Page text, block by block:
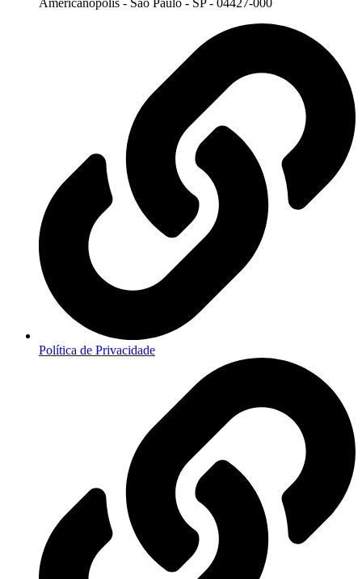
Americanópolis - São Paulo - SP - 04427-000
Política de Privacidade